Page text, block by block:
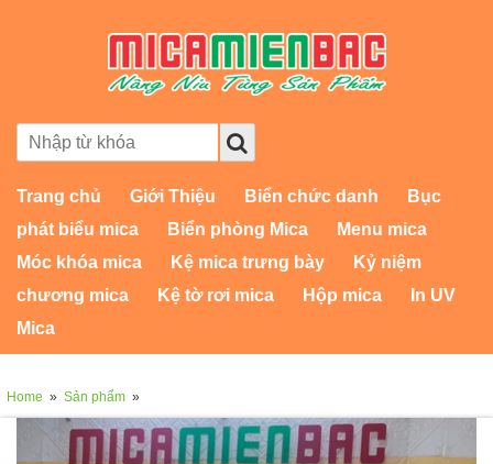
Trang chủ Giới Thiệu Biển chức danh
Bục
phát biểu mica
Biển phòng Mica
Menu mica
Móc khóa mica
Kệ mica trưng bày
Kỷ niệm
chương mica
Kệ tờ rơi mica Hộp mica
In UV
Mica
Home » Sản phẩm »